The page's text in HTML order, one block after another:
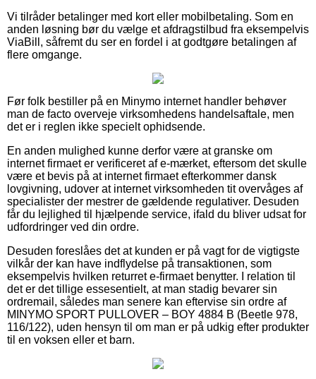
Vi tilråder betalinger med kort eller mobilbetaling. Som en
anden løsning bør du vælge et afdragstilbud fra eksempelvis
ViaBill, såfremt du ser en fordel i at godtgøre betalingen af
flere omgange.
Før folk bestiller på en Minymo internet handler behøver
man de facto overveje virksomhedens handelsaftale, men
det er i reglen ikke specielt ophidsende.
En anden mulighed kunne derfor være at granske om
internet firmaet er verificeret af e-mærket, eftersom det skulle
være et bevis på at internet firmaet efterkommer dansk
lovgivning, udover at internet virksomheden tit overvåges af
specialister der mestrer de gældende regulativer. Desuden
får du lejlighed til hjælpende service, ifald du bliver udsat for
udfordringer ved din ordre.
Desuden foreslåes det at kunden er på vagt for de vigtigste
vilkår der kan have indflydelse på transaktionen, som
eksempelvis hvilken returret e-firmaet benytter. I relation til
det er det tillige essesentielt, at man stadig bevarer sin
ordremail, således man senere kan eftervise sin ordre af
MINYMO SPORT PULLOVER – BOY 4884 B (Beetle 978,
116/122), uden hensyn til om man er på udkig efter produkter
til en voksen eller et barn.